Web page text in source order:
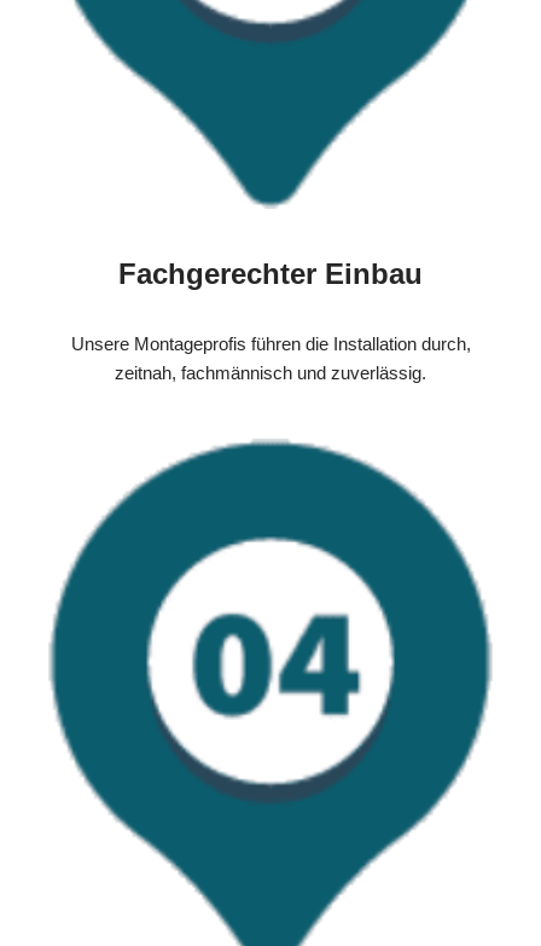
Fachgerechter Einbau
Unsere Montageprofis führen die Installation durch,
zeitnah, fachmännisch und zuverlässig.